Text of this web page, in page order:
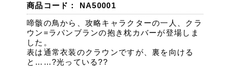
商品コード： NA50001
啼骸の鳥から、攻略キャラクターの一人、クラ
ウン=ラパンブランの抱き枕カバーが登場しま
した。
表は通常衣装のクラウンですが、裏を向ける
と……?光っている??